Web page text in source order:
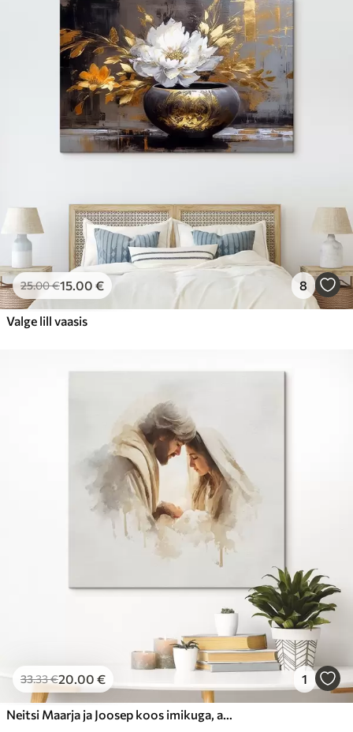
25.00€15.00 € 8
Valge lill vaasis
33.33€20.00 € 1
Neitsi Maarja ja Joosep koos imikuga, akvarellistiilis